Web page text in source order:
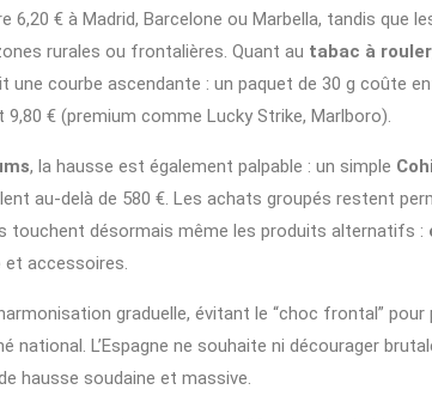
6,20 € à Madrid, Barcelone ou Marbella, tandis que
rurales ou frontalières. Quant au tabac à rouler
une courbe ascendante : un paquet de 30 g coûte
€ (premium comme Lucky Strike, Marlboro).
, la hausse est également palpable : un simple
au-delà de 580 €. Les achats groupés restent
touchent désormais même les produits alternatifs :
et accessoires.
graduelle, évitant le “choc frontal” pour
national. L’Espagne ne souhaite ni décourager
hausse soudaine et massive.